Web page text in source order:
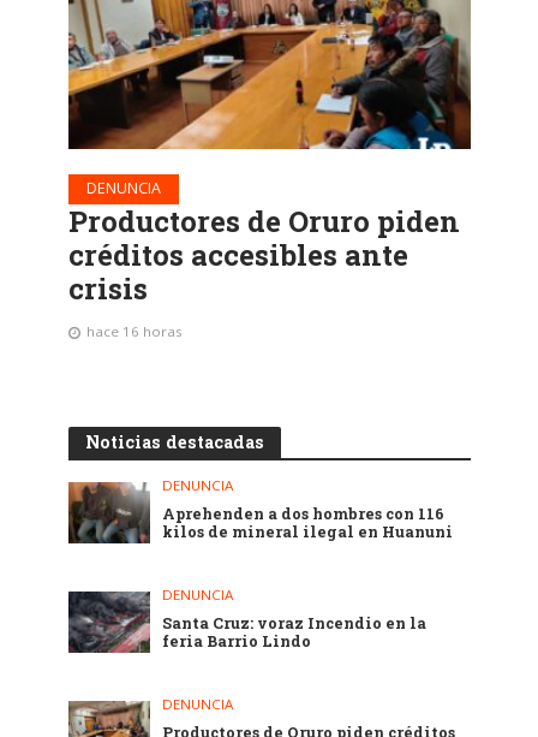
DENUNCIA
Productores de Oruro piden
créditos accesibles ante
crisis
hace 16 horas
Noticias destacadas
DENUNCIA
Aprehenden a dos hombres con 116
kilos de mineral ilegal en Huanuni
DENUNCIA
Santa Cruz: voraz Incendio en la
feria Barrio Lindo
DENUNCIA
Productores de Oruro piden créditos